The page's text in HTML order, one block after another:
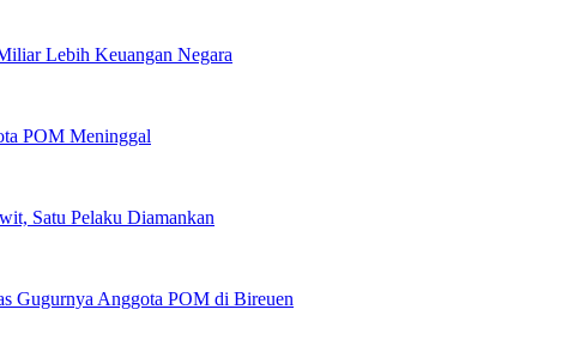
Lebih Keuangan Negara
POM Meninggal
Satu Pelaku Diamankan
Gugurnya Anggota POM di Bireuen